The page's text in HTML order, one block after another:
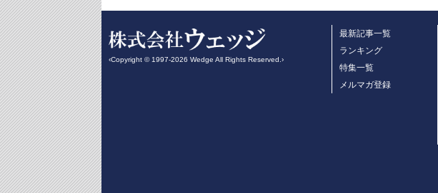
‹Copyright © 1997-2026 Wedge All Rights Reserved.›
最新記事一覧
ランキング
特集一覧
メルマガ登録